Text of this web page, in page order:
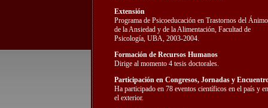
Extensión
Programa de Psicoeducación en Trastornos del
de la Ansiedad y de la Alimentación, Facultad de
Psicología, UBA, 2003-2004.
Formación de Recursos Humanos
Dirige al momento 4 tesis doctorales.
Participación en Congresos, Jornadas y
Ha participado en 78 eventos científicos en el país y en
el exterior.